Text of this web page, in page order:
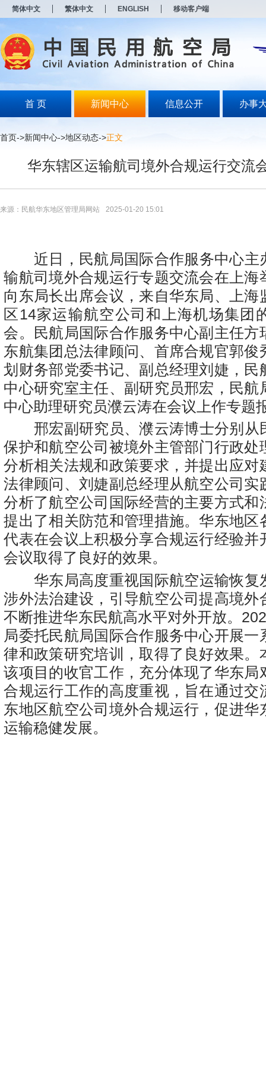
简体中文 繁体中文 ENGLISH 移动客户端
首 页 新闻中心 信息公开 办事
首页->新闻中心->地区动态->正文
华东辖区运输航司境外合规运行交流
来源：民航华东地区管理局网站 2025-01-20 15:01
近日，民航局国际合作服务中心主
输航司境外合规运行专题交流会在上海
向东局长出席会议，来自华东局、上海
区14家运输航空公司和上海机场集团
会。民航局国际合作服务中心副主任方
东航集团总法律顾问、首席合规官郭俊
划财务部党委书记、副总经理刘婕，民
中心研究室主任、副研究员邢宏，民航
中心助理研究员濮云涛在会议上作专题
邢宏副研究员、濮云涛博士分别从
保护和航空公司被境外主管部门行政处
分析相关法规和政策要求，并提出应对
法律顾问、刘婕副总经理从航空公司实
分析了航空公司国际经营的主要方式和
提出了相关防范和管理措施。华东地区
代表在会议上积极分享合规运行经验并
会议取得了良好的效果。
华东局高度重视国际航空运输恢复
涉外法治建设，引导航空公司提高境外
不断推进华东民航高水平对外开放。
局委托民航局国际合作服务中心开展一
律和政策研究培训，取得了良好效果。
该项目的收官工作，充分体现了华东局
合规运行工作的高度重视，旨在通过交
东地区航空公司境外合规运行，促进华
运输稳健发展。
打
开
无
障
说
按
Alt
开